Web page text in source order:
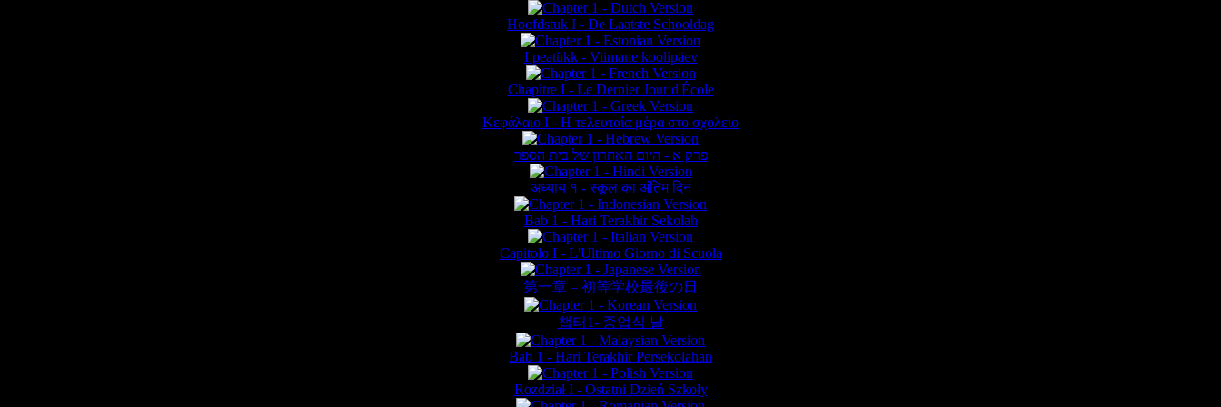
Hoofdstuk I - De Laatste Schooldag
I peatükk - Viimane koolipäev
Chapitre I - Le Dernier Jour d'École
Κεφάλαιο Ι - Η τελευταία μέρα στο σχολείο
פרק א - היום האחרון של בית הספר
अध्याय १ - स्कूल का अंतिम दिन
Bab 1 - Hari Terakhir Sekolah
Capitolo I - L'Ultimo Giorno di Scuola
第一章 – 初等学校最後の日
챕터1- 종업식 날
Bab 1 - Hari Terakhir Persekolahan
Rozdział I - Ostatni Dzień Szkoły